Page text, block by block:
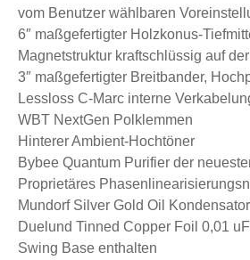
vom Benutzer wählbaren
6″ maßgefertigter Holzkonus-
Magnetstruktur kraftschlüssig auf
3″ maßgefertigter Breitbander,
Lessloss C-Marc interne
WBT NextGen Polklemmen
Hinterer Ambient-Hochtöner
Bybee Quantum Purifier der
Proprietäres
Mundorf Silver Gold Oil
Duelund Tinned Copper Foil 0,01
Swing Base enthalten